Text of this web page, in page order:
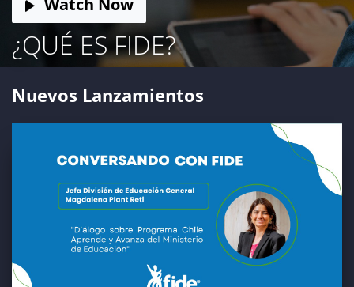
Watch Now
¿QUÉ ES FIDE?
Nuevos Lanzamientos